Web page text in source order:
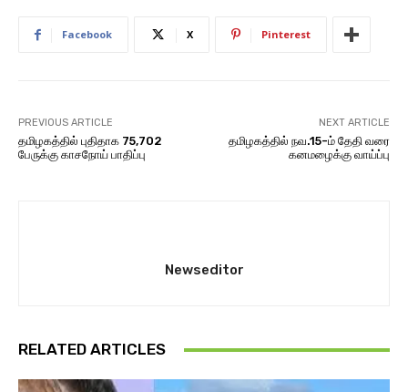
Facebook X Pinterest
PREVIOUS ARTICLE
தமிழகத்தில் புதிதாக 75,702
பேருக்கு காசநோய் பாதிப்பு
NEXT ARTICLE
தமிழகத்தில் நவ.15-ம் தேதி வரை
கனமழைக்கு வாய்ப்பு
Newseditor
RELATED ARTICLES